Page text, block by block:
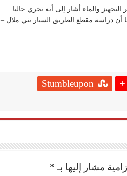
والماء أشار إلى أنه تجري حاليا
أن دراسة مقطع الطريق السيار بني ملال –
Stumbleupon
مشار إليها بـ *